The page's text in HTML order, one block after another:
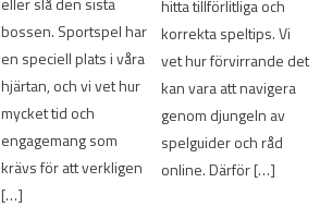
bossen. Sportspel har
en speciell plats i våra
hjärtan, och vi vet hur
mycket tid och
engagemang som
krävs för att verkligen
[…]
hitta tillförlitliga och
korrekta speltips. Vi
vet hur förvirrande det
kan vara att navigera
genom djungeln av
spelguider och råd
online. Därför […]